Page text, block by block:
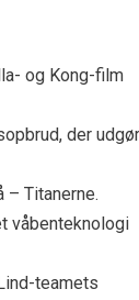
og Kong-film
der udgør
Titanerne.
våbenteknologi
teamets